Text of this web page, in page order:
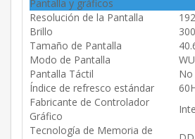
Pantalla y gráficos
Resolución de la Pantalla
Brillo
Tamaño de Pantalla
Modo de Pantalla
Pantalla Táctil
No
Índice de refresco estándar
Fabricante de Controlador
Gráfico
Tecnología de Memoria de